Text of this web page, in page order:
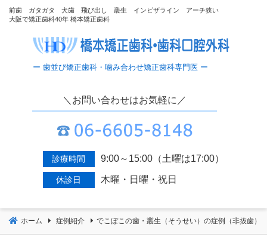
前歯 ガタガタ 犬歯 飛び出し 叢生 インビザライン アーチ狭い
大阪で矯正歯科40年 橋本矯正歯科
＼お問い合わせはお気軽に／
診療時間 9:00～15:00（土曜は17:00）
休診日 木曜・日曜・祝日
ホーム 症例紹介 でこぼこの歯・叢生（そうせい）の症例（非抜歯）